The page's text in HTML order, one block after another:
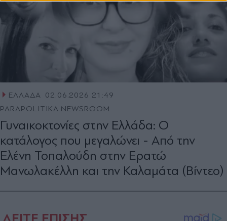
ΕΛΛΑΔΑ 02.06.2026 21:49
PARAPOLITIKA NEWSROOM
Γυναικοκτονίες στην Ελλάδα: Ο
κατάλογος που μεγαλώνει - Από την
Ελένη Τοπαλούδη στην Ερατώ
Μανωλακέλλη και την Καλαμάτα (Βίντεο)